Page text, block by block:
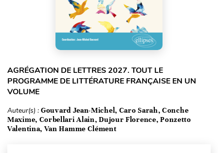
AGRÉGATION DE LETTRES 2027. TOUT LE
PROGRAMME DE LITTÉRATURE FRANÇAISE EN UN
VOLUME
Auteur(s) : Gouvard Jean-Michel, Caro Sarah, Conche
Maxime, Corbellari Alain, Dujour Florence, Ponzetto
Valentina, Van Hamme Clément